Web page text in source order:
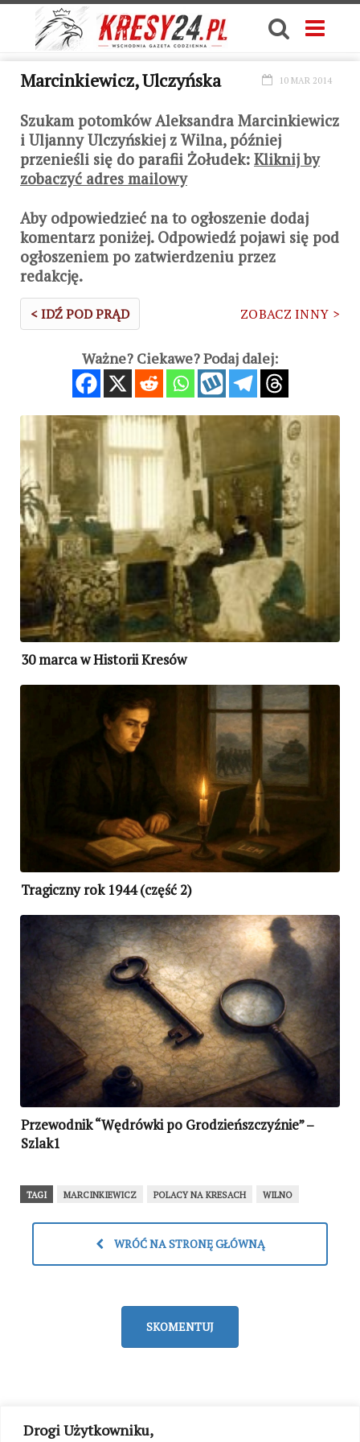
Drogi Użytkowniku,
Marcinkiewicz, Ulczyńska 10 MAR 2014
Szukam potomków Aleksandra Marcinkiewicz
i Uljanny Ulczyńskiej z Wilna, później
przenieśli się do parafii Żołudek: Kliknij by
zobaczyć adres mailowy
Aby odpowiedzieć na to ogłoszenie dodaj
komentarz poniżej. Odpowiedź pojawi się pod
ogłoszeniem po zatwierdzeniu przez
redakcję.
< IDŹ POD PRĄD ZOBACZ INNY >
Ważne? Ciekawe? Podaj dalej:
30 marca w Historii Kresów
Tragiczny rok 1944 (część 2)
Przewodnik “Wędrówki po Grodzieńszczyźnie” –
Szlak1
TAGI MARCINKIEWICZ POLACY NA KRESACH WILNO
WRÓĆ NA STRONĘ GŁÓWNĄ
SKOMENTUJ